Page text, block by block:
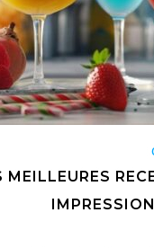
MEILLEURES